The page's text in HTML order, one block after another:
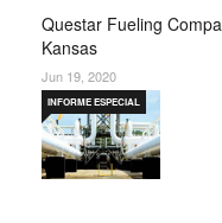
Questar Fueling
Kansas
Jun 19, 2020
INFORME ESPECIAL